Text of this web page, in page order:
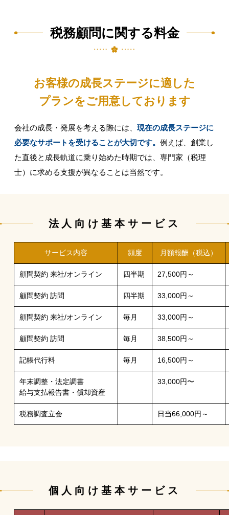
税務顧問に関する料金​
お客様の成長ステージに適した
プランをご用意しております​
会社の成長・発展を考える際には、 現在の成長ステージに
必要なサポートを受けることが大切です。 例えば、創業し
た直後と成長軌道に乗り始めた時期では、専門家（税理
士）に求める支援が異なることは当然です。
法人向け基本サービス
サービス内容 頻度 月額報酬（税込）
顧問契約 来社/オンライン 四半期 27,500円～
顧問契約 訪問 四半期 33,000円～
顧問契約 来社/オンライン 毎月 33,000円～
顧問契約 訪問 毎月 38,500円～
記帳代行料 毎月 16,500円～
年末調整・法定調書
給与支払報告書・償却資産
33,000円〜
税務調査立会 日当66,000円～
個人向け基本サービス